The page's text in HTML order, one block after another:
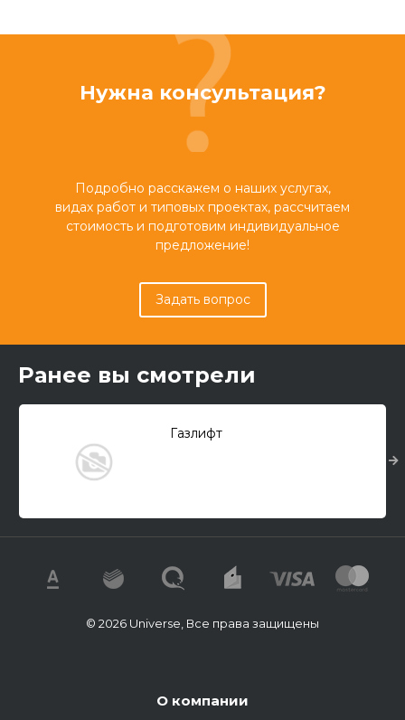
Нужна консультация?
Подробно расскажем о наших услугах,
видах работ и типовых проектах, рассчитаем
стоимость и подготовим индивидуальное
предложение!
Задать вопрос
Ранее вы смотрели
Газлифт
© 2026 Universe, Все права защищены
О компании